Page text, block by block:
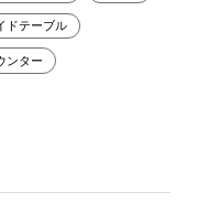
ドテーブル
ンター